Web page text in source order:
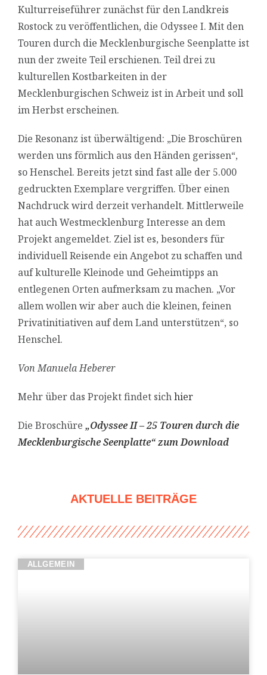
Kulturreiseführer zunächst für den Landkreis
Rostock zu veröffentlichen, die Odyssee I. Mit den
Touren durch die Mecklenburgische Seenplatte ist
nun der zweite Teil erschienen. Teil drei zu
kulturellen Kostbarkeiten in der
Mecklenburgischen Schweiz ist in Arbeit und soll
im Herbst erscheinen.
Die Resonanz ist überwältigend: „Die Broschüren
werden uns förmlich aus den Händen gerissen“,
so Henschel. Bereits jetzt sind fast alle der 5.000
gedruckten Exemplare vergriffen. Über einen
Nachdruck wird derzeit verhandelt. Mittlerweile
hat auch Westmecklenburg Interesse an dem
Projekt angemeldet. Ziel ist es, besonders für
individuell Reisende ein Angebot zu schaffen und
auf kulturelle Kleinode und Geheimtipps an
entlegenen Orten aufmerksam zu machen. „Vor
allem wollen wir aber auch die kleinen, feinen
Privatinitiativen auf dem Land unterstützen“, so
Henschel.
Von Manuela Heberer
Mehr über das Projekt findet sichhier
Die Broschüre „Odyssee II – 25 Touren durch die
Mecklenburgische Seenplatte“ zum Download
AKTUELLE BEITRÄGE
ALLGEMEIN